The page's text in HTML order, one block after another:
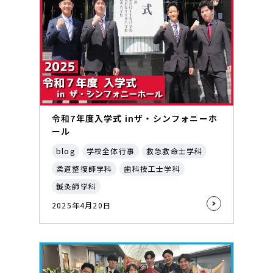
令和7年度入学式 inザ・シンフォニーホ
ール
blog 学校全体行事
救急救命士学科
柔道整復師学科
歯科技工士学科
鍼灸師学科
2025年4月20日